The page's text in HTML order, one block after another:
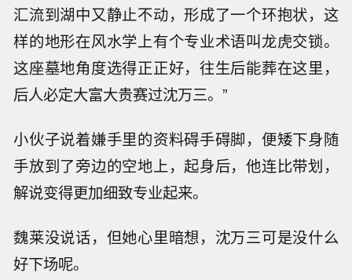
汇流到湖中又静止不动，形成了一个环抱状，这
样的地形在风水学上有个专业术语叫龙虎交锁。
这座墓地角度选得正正好，往生后能葬在这里，
后人必定大富大贵赛过沈万三。”
小伙子说着嫌手里的资料碍手碍脚，便矮下身随
手放到了旁边的空地上，起身后，他连比带划，
解说变得更加细致专业起来。
魏莱没说话，但她心里暗想，沈万三可是没什么
好下场呢。